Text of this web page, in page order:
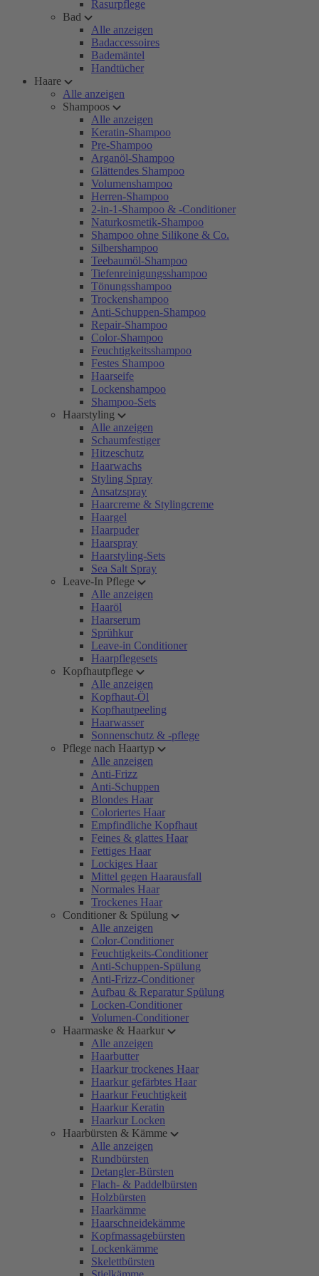
Rasurpflege
Bad
Alle anzeigen
Badaccessoires
Bademäntel
Handtücher
Haare
Alle anzeigen
Shampoos
Alle anzeigen
Keratin-Shampoo
Pre-Shampoo
Arganöl-Shampoo
Glättendes Shampoo
Volumenshampoo
Herren-Shampoo
2-in-1-Shampoo & -Conditioner
Naturkosmetik-Shampoo
Shampoo ohne Silikone & Co.
Silbershampoo
Teebaumöl-Shampoo
Tiefenreinigungsshampoo
Tönungsshampoo
Trockenshampoo
Anti-Schuppen-Shampoo
Repair-Shampoo
Color-Shampoo
Feuchtigkeitsshampoo
Festes Shampoo
Haarseife
Lockenshampoo
Shampoo-Sets
Haarstyling
Alle anzeigen
Schaumfestiger
Hitzeschutz
Haarwachs
Styling Spray
Ansatzspray
Haarcreme & Stylingcreme
Haargel
Haarpuder
Haarspray
Haarstyling-Sets
Sea Salt Spray
Leave-In Pflege
Alle anzeigen
Haaröl
Haarserum
Sprühkur
Leave-in Conditioner
Haarpflegesets
Kopfhautpflege
Alle anzeigen
Kopfhaut-Öl
Kopfhautpeeling
Haarwasser
Sonnenschutz & -pflege
Pflege nach Haartyp
Alle anzeigen
Anti-Frizz
Anti-Schuppen
Blondes Haar
Coloriertes Haar
Empfindliche Kopfhaut
Feines & glattes Haar
Fettiges Haar
Lockiges Haar
Mittel gegen Haarausfall
Normales Haar
Trockenes Haar
Conditioner & Spülung
Alle anzeigen
Color-Conditioner
Feuchtigkeits-Conditioner
Anti-Schuppen-Spülung
Anti-Frizz-Conditioner
Aufbau & Reparatur Spülung
Locken-Conditioner
Volumen-Conditioner
Haarmaske & Haarkur
Alle anzeigen
Haarbutter
Haarkur trockenes Haar
Haarkur gefärbtes Haar
Haarkur Feuchtigkeit
Haarkur Keratin
Haarkur Locken
Haarbürsten & Kämme
Alle anzeigen
Rundbürsten
Detangler-Bürsten
Flach- & Paddelbürsten
Holzbürsten
Haarkämme
Haarschneidekämme
Kopfmassagebürsten
Lockenkämme
Skelettbürsten